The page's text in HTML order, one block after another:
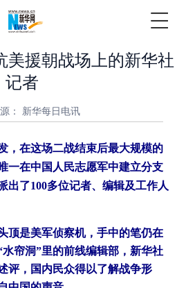
美援朝战场上的新华社
记者
： 新华每日电讯
在这场二战结束后最大规模的
一在中国人民志愿军中建立分支
出了100多位记者、编辑及工作人
是美军侦察机，手中的笔仍在
帘洞”里的前线编辑部，新华社
评，国内民众得以了解战争形